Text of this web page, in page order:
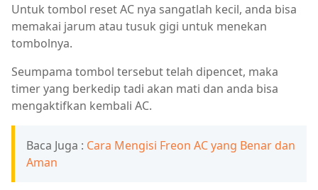
Untuk tombol reset AC nya sangatlah kecil, anda bisa
memakai jarum atau tusuk gigi untuk menekan
tombolnya.
Seumpama tombol tersebut telah dipencet, maka
timer yang berkedip tadi akan mati dan anda bisa
mengaktifkan kembali AC.
Baca Juga : Cara Mengisi Freon AC yang Benar dan
Aman